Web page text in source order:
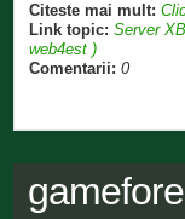
Citeste mai mult:
Link topic: Server
web4est )
Comentarii: 0